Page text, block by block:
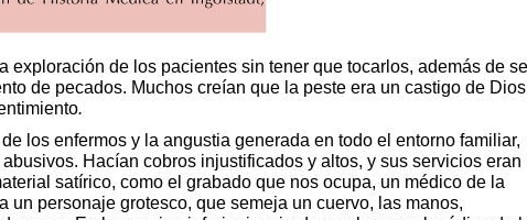
exploración de los pacientes sin tener que tocarlos, además de
de pecados. Muchos creían que la peste era un castigo de Dios
.
los enfermos y la angustia generada en todo el entorno familiar,
Hacían cobros injustificados y altos, y sus servicios eran
satírico, como el grabado que nos ocupa, un médico de la
un personaje grotesco, que semeja un cuervo, las manos,